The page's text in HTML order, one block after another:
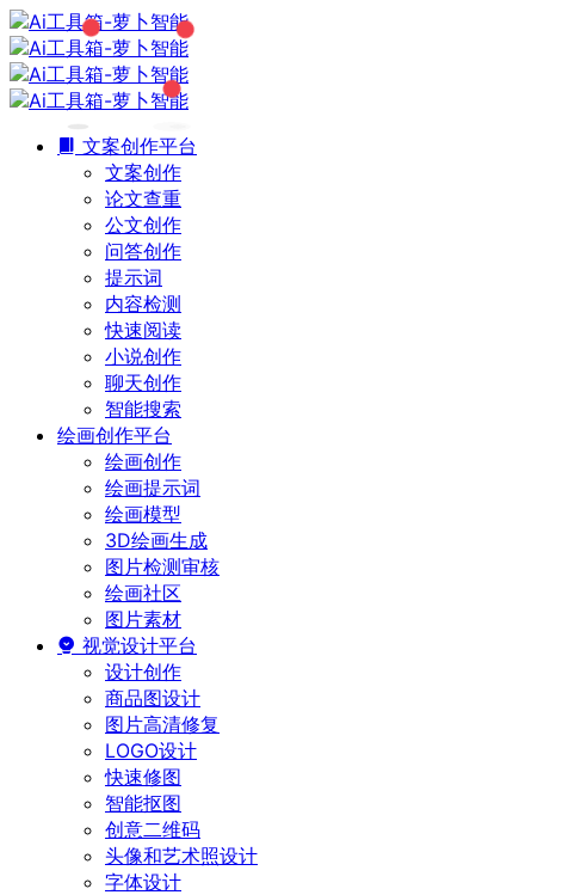
文案创作平台
文案创作
论文查重
公文创作
问答创作
提示词
内容检测
快速阅读
小说创作
聊天创作
智能搜索
绘画创作平台
绘画创作
绘画提示词
绘画模型
3D绘画生成
图片检测审核
绘画社区
图片素材
视觉设计平台
设计创作
商品图设计
图片高清修复
LOGO设计
快速修图
智能抠图
创意二维码
头像和艺术照设计
字体设计